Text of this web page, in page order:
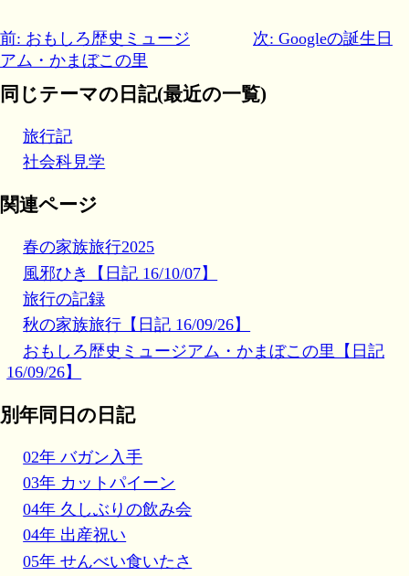
前: おもしろ歴史ミュージ
アム・かまぼこの里
次: Googleの誕生日
同じテーマの日記(最近の一覧)
旅行記
社会科見学
関連ページ
春の家族旅行2025
風邪ひき【日記 16/10/07】
旅行の記録
秋の家族旅行【日記 16/09/26】
おもしろ歴史ミュージアム・かまぼこの里【日記
16/09/26】
別年同日の日記
02年 バガン入手
03年 カットパイーン
04年 久しぶりの飲み会
04年 出産祝い
05年 せんべい食いたさ